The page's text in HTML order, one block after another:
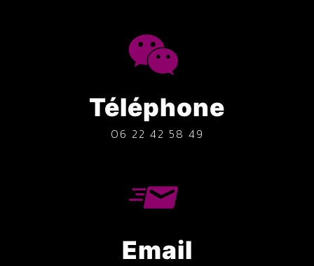
Téléphone
06 22 42 58 49
Email